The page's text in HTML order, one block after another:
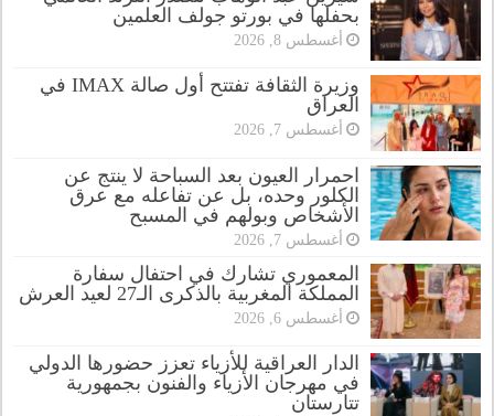
بحفلها في بورتو جولف العلمين
أغسطس 8, 2026
وزيرة الثقافة تفتتح أول صالة IMAX في
العراق
أغسطس 7, 2026
احمرار العيون بعد السباحة لا ينتج عن
الكلور وحده، بل عن تفاعله مع عرق
الأشخاص وبولهم في المسبح
أغسطس 7, 2026
المعموري تشارك في احتفال سفارة
المملكة المغربية بالذكرى الـ27 لعيد العرش
أغسطس 6, 2026
الدار العراقية للأزياء تعزز حضورها الدولي
في مهرجان الأزياء والفنون بجمهورية
تتارستان